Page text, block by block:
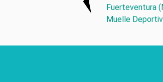
Fuerteventura
Muelle